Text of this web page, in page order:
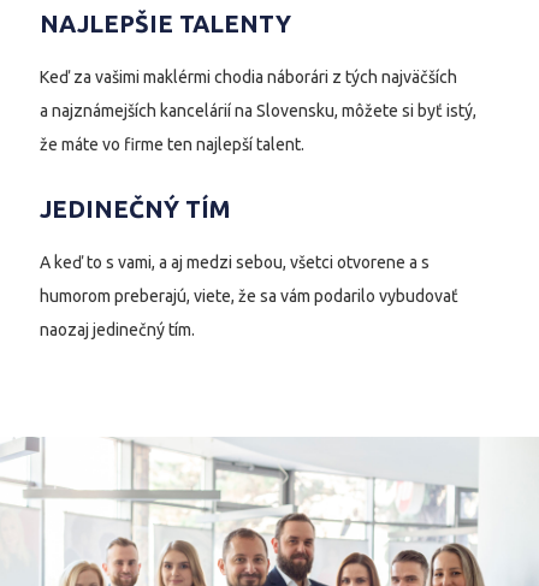
NAJLEPŠIE TALENTY
Keď za vašimi maklérmi chodia náborári z tých najväčších
a najznámejších kancelárií na Slovensku, môžete si byť istý,
že máte vo firme ten najlepší talent.
JEDINEČNÝ TÍM
A keď to s vami, a aj medzi sebou, všetci otvorene a s
humorom preberajú, viete, že sa vám podarilo vybudovať
naozaj jedinečný tím.